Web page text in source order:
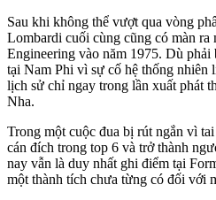
Sau khi không thể vượt qua vòng
Lombardi cuối cùng cũng có màn ra
Engineering vào năm 1975. Dù phải
tại Nam Phi vì sự cố hệ thống nhiên
lịch sử chỉ ngay trong lần xuất phát
Nha.
Trong một cuộc đua bị rút ngắn vì
cán đích trong top 6 và trở thành
nay vẫn là duy nhất ghi điểm tại
một thành tích chưa từng có đối với